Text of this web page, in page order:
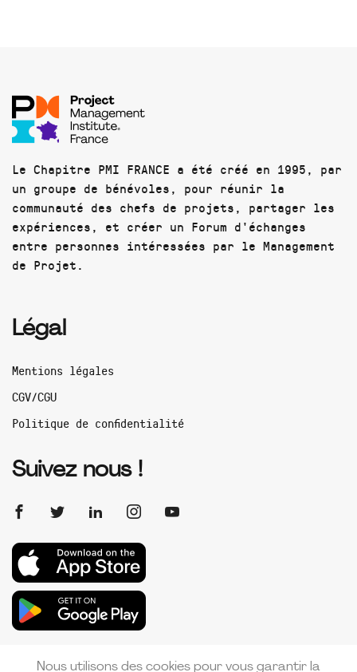
Le Chapitre PMI FRANCE a été créé en 1995, par
un groupe de bénévoles, pour réunir la
communauté des chefs de projets, partager les
expériences, et créer un Forum d'échanges
entre personnes intéressées par le Management
de Projet.
Légal
Mentions légales
CGV/CGU
Politique de confidentialité
Suivez nous !
Nous utilisons des cookies pour vous garantir la